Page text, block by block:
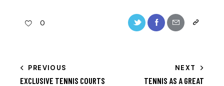
0
Twitter-FacebookShare- Copy
BEITRAGSNAVIGATION
PREVIOUS
EXCLUSIVE TENNIS COURTS
NEXT
TENNIS AS A GREAT